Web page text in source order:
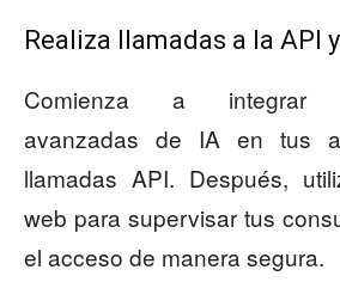
Realiza llamadas a la API
Comienza a integrar
avanzadas de IA en tus
llamadas API. Después,
web para supervisar tus
el acceso de manera segura.